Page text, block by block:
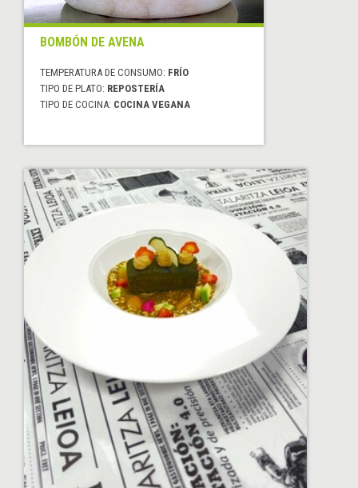
BOMBÓN DE AVENA
TEMPERATURA DE CONSUMO: FRÍO
TIPO DE PLATO: REPOSTERÍA
TIPO DE COCINA: COCINA VEGANA